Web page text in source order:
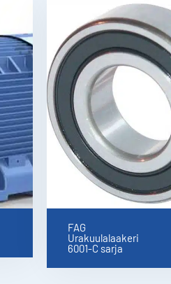
FAG
Urakuulalaakeri
6001-C sarja